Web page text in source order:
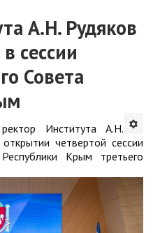
А.Н. Рудяков
сессии
Совета
Института А.Н.
четвертой сессии
Крым третьего